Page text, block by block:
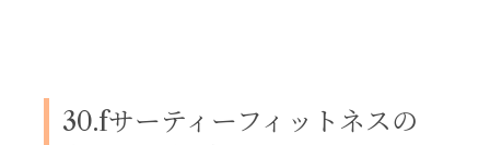
30.fサーティーフィットネスの